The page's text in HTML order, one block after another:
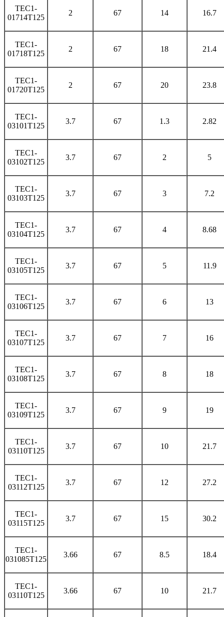
TEC1-
01714T125
2 67 14 16.7
TEC1-
01718T125
2 67 18 21.4
TEC1-
01720T125
2 67 20 23.8
TEC1-
03101T125
3.7 67 1.3 2.82
TEC1-
03102T125
3.7 67 2 5
TEC1-
03103T125
3.7 67 3 7.2
TEC1-
03104T125
3.7 67 4 8.68
TEC1-
03105T125
3.7 67 5 11.9
TEC1-
03106T125
3.7 67 6 13
TEC1-
03107T125
3.7 67 7 16
TEC1-
03108T125
3.7 67 8 18
TEC1-
03109T125
3.7 67 9 19
TEC1-
03110T125
3.7 67 10 21.7
TEC1-
03112T125
3.7 67 12 27.2
TEC1-
03115T125
3.7 67 15 30.2
TEC1-
031085T125
3.66 67 8.5 18.4
TEC1-
03110T125
3.66 67 10 21.7